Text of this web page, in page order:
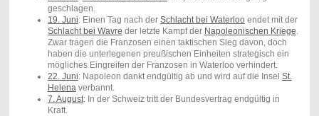
geschlagen.
19. Juni: Einen Tag nach der Schlacht bei Waterlooendet mit der
Schlacht bei Wavre der letzte Kampf der Napoleonischen Kriege
Zwar tragen die Franzosen einen taktischen Sieg davon, doch
haben die unterlegenen preußischen Einheiten strategisch ein
mögliches Eingreifen der Franzosen in Waterloo verhindert.
22. Juni: Napoleon dankt endgültig ab und wird auf die Insel St.
Helena verbannt.
7. August: In der Schweiz tritt der Bundesvertrag endgültig in
Kraft.